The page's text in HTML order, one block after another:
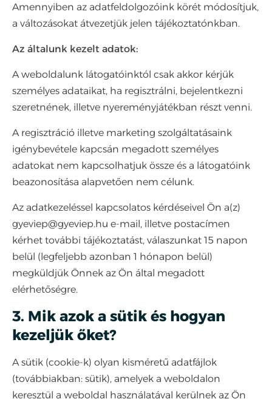
Amennyiben az adatfeldolgozóink körét módosítjuk,
a változásokat átvezetjük jelen tájékoztatónkban.
Az általunk kezelt adatok:
A weboldalunk látogatóinktól csak akkor kérjük
személyes adataikat, ha regisztrálni, bejelentkezni
szeretnének, illetve nyereményjátékban részt venni.
A regisztráció illetve marketing szolgáltatásaink
igénybevétele kapcsán megadott személyes
adatokat nem kapcsolhatjuk össze és a látogatóink
beazonosítása alapvetően nem célunk.
Az adatkezeléssel kapcsolatos kérdéseivel Ön a(z)
gyeviep@gyeviep.hu e-mail, illetve postacímen
kérhet további tájékoztatást, válaszunkat 15 napon
belül (legfeljebb azonban 1 hónapon belül)
megküldjük Önnek az Ön által megadott
elérhetőségre.
3. Mik azok a sütik és hogyan
kezeljük őket?
A sütik (cookie-k) olyan kisméretű adatfájlok
(továbbiakban: sütik), amelyek a weboldalon
keresztül a weboldal használatával kerülnek az Ön